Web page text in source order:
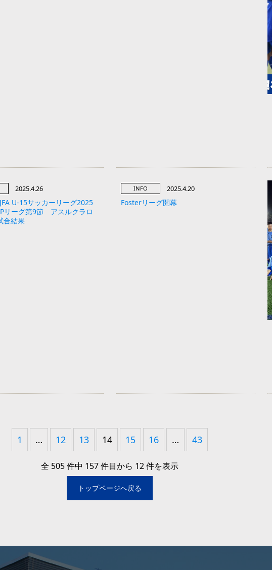
2025.4.26
U-15サッカーリーグ2025
ーグ第9節 アスルクラロ
合結果
INFO 2025.4.20
Fosterリーグ開幕
1 … 12 13 14 15 16 … 43
全 505 件中 157 件目から 12 件を表示
トップページへ戻る